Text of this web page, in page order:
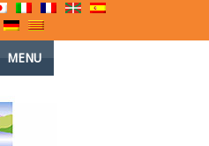
MENU